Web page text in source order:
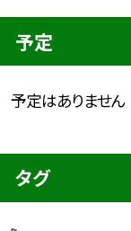
予定
予定はありません
タグ